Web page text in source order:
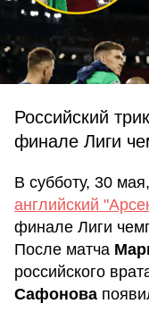
Российский
финале Лиги
В субботу, 30
английский
финале Лиги
После матча
российского
Сафонова